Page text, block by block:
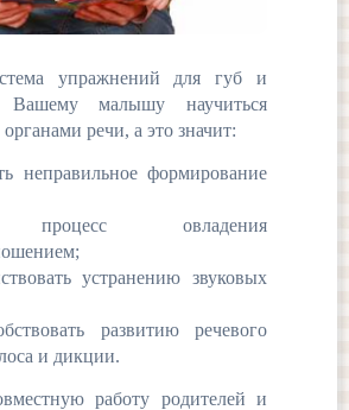
упражнений для губ и
малышу научиться
речи, а это значит:
неправильное формирование
процесс овладения
устранению звуковых
развитию речевого
и дикции.
работу родителей и